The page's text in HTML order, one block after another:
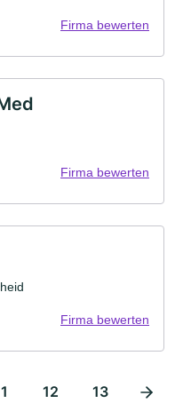
Firma bewerten
Firma bewerten
Firma bewerten
12 13